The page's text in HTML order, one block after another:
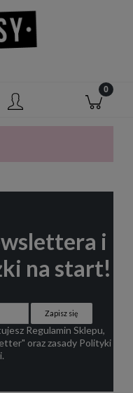
i
na start!
Zapisz się
Regulamin Sklepu,
oraz zasady Polityki
.